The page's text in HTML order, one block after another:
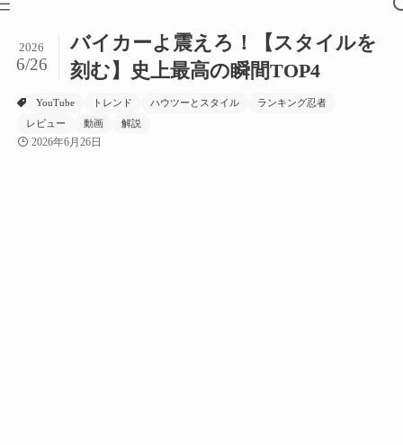
バイカーよ震えろ！【スタイルを
刻む】史上最高の瞬間TOP4
2026
6/26
YouTube トレンド ハウツーとスタイル
ランキング忍者
レビュー
動画 解説
2026年6月26日